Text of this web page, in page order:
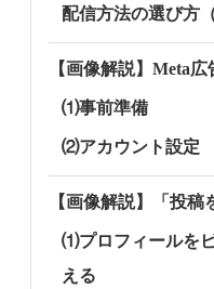
配信方法の選び方
【画像解説】Meta
⑴事前準備
⑵アカウント設定
【画像解説】「投
⑴プロフィールを
える